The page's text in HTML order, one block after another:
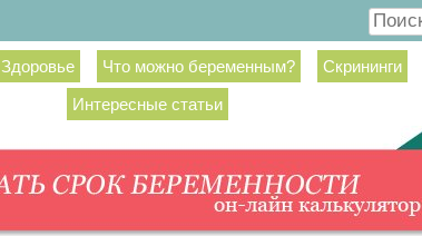
Поиск
Здоровье Что можно беременным? Скрининги
Интересные статьи